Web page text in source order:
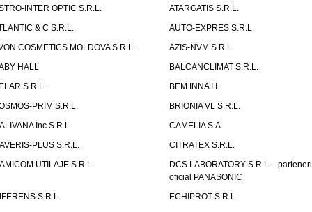
INTER OPTIC S.R.L.
ATARGATIS S.R.L.
& C S.R.L.
AUTO-EXPRES S.R.L.
COSMETICS MOLDOVA S.R.L.
AZIS-NVM S.R.L.
HALL
BALCANCLIMAT S.R.L.
S.R.L.
BEM INNA I.I.
PRIM S.R.L.
BRIONIA VL S.R.L.
Inc S.R.L.
CAMELIA S.A.
PLUS S.R.L.
CITRATEX S.R.L.
UTILAJE S.R.L.
DCS LABORATORY S.R.L. -
oficial PANASONIC
S.R.L.
ECHIPROT S.R.L.